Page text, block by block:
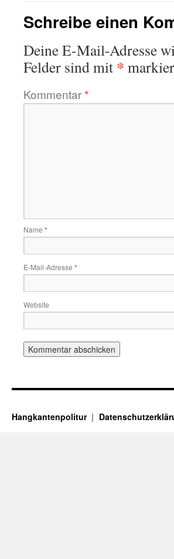
Schreibe einen
Deine E-Mail-Adresse
Felder sind mit *
Kommentar*
Name *
E-Mail-Adresse *
Website
Hangkantenpolitur